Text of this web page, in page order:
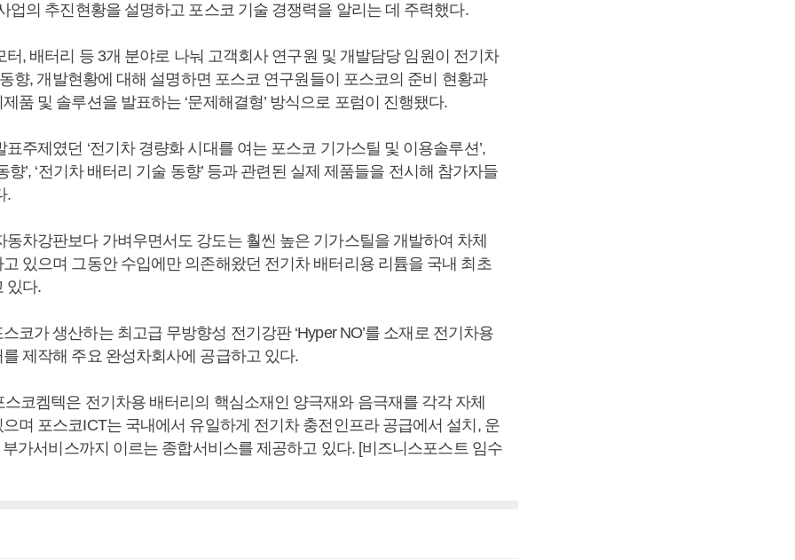
업의 추진현황을 설명하고 포스코 기술 경쟁력을 알리는 데 주력했다.
터, 배터리 등 3개 분야로 나눠 고객회사 연구원 및 개발담당 임원이 전기차
향, 개발현황에 대해 설명하면 포스코 연구원들이 포스코의 준비 현황과
품 및 솔루션을 발표하는 ‘문제해결형’ 방식으로 포럼이 진행됐다.
주제였던 ‘전기차 경량화 시대를 여는 포스코 기가스틸 및 이용솔루션’,
향’, ‘전기차 배터리 기술 동향’ 등과 관련된 실제 제품들을 전시해 참가자들
.
동차강판보다 가벼우면서도 강도는 훨씬 높은 기가스틸을 개발하여 차체
있으며 그동안 수입에만 의존해왔던 전기차 배터리용 리튬을 국내 최초
있다.
코가 생산하는 최고급 무방향성 전기강판 ‘Hyper NO’를 소재로 전기차용
제작해 주요 완성차회사에 공급하고 있다.
코켐텍은 전기차용 배터리의 핵심소재인 양극재와 음극재를 각각 자체
며 포스코ICT는 국내에서 유일하게 전기차 충전인프라 공급에서 설치, 운
가서비스까지 이르는 종합서비스를 제공하고 있다. [비즈니스포스트 임수